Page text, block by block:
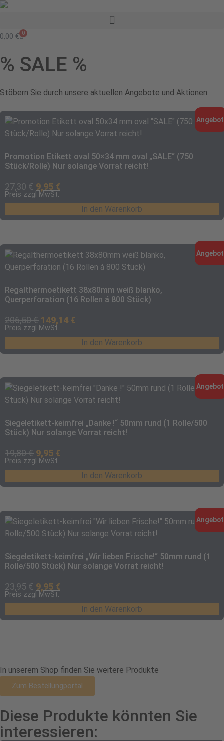
0,00 € 0
% SALE %
Stöbern Sie durch unsere aktuellen Angebote und Aktionen.
Promotion Etikett oval 50×34 mm oval „SALE“ (750
Stück/Rolle) Nur solange Vorrat reicht!
27,30€ 9,95 €
Preis zzgl MwSt.
In den Warenkorb
Regalthermoetikett 38x80mm weiß blanko,
Querperforation (16 Rollen á 800 Stück)
206,50€ 149,14 €
Preis zzgl MwSt.
In den Warenkorb
Siegeletikett-keimfrei „Danke !“ 50mm rund (1 Rolle/500
Stück) Nur solange Vorrat reicht!
19,80€ 9,95 €
Preis zzgl MwSt.
In den Warenkorb
Siegeletikett-keimfrei „Wir lieben Frische!“ 50mm rund (1
Rolle/500 Stück) Nur solange Vorrat reicht!
23,95€ 9,95 €
Preis zzgl MwSt.
In den Warenkorb
In unserem Shop finden Sie weitere Produkte
Zum Bestellungportal
Diese Produkte könnten Sie
interessieren: